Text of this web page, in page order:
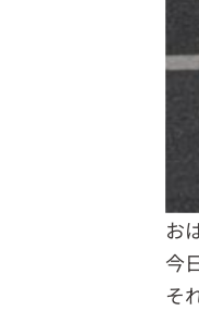
お
今
そ